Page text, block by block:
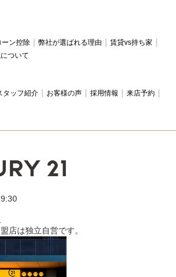
ーン控除 弊社が選ばれる理由
賃貸vs持ち家
について
タッフ紹介 お客様の声 採用情報
来店予約
店は独立自営です。